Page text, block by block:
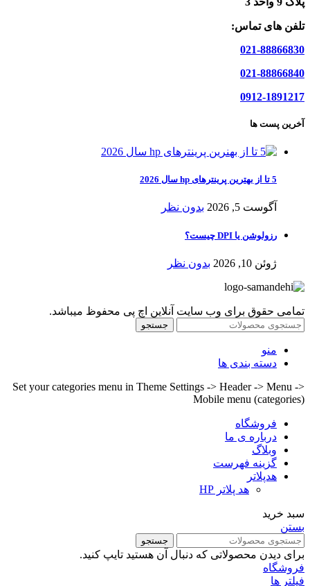
تلفن های تماس:
021-88866830
021-88866840
0912-1891217
آخرین پست ها
5 تا از بهترین پرینترهای hp سال 2026
آگوست 5, 2026 بدون نظر
رزولوشن یا DPI چیست؟
ژوئن 10, 2026 بدون نظر
تمامی حقوق برای وب سایت آنلاین اچ پی محفوظ میباشد.
جستجو
منو
دسته بندی ها
Set your categories menu in Theme Settings -> Header -> Menu ->
Mobile menu (categories)
فروشگاه
درباره ی ما
وبلاگ
گزینه فهرست
هدپلاتر
هد پلاتر HP
سبد خرید
بستن
جستجو
برای دیدن محصولاتی که دنبال آن هستید تایپ کنید.
فروشگاه
فیلتر ها